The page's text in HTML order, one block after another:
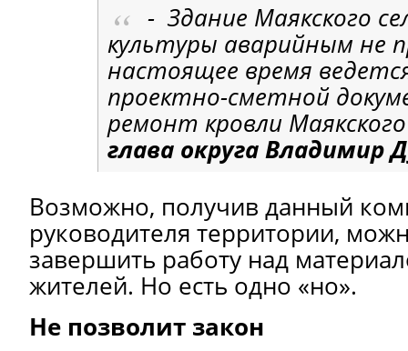
- Здание Маякского
культуры аварийным не
настоящее время
проектно-сметной
ремонт кровли
глава округа Владимир
Возможно, получив данный
руководителя территории,
завершить работу над
жителей. Но есть одно «но».
Не позволит закон